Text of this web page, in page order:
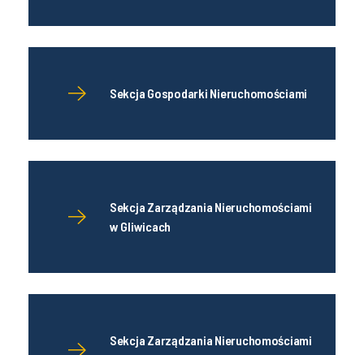
Sekcja Gospodarki Nieruchomościami
Sekcja Zarządzania Nieruchomościami
w Gliwicach
Sekcja Zarządzania Nieruchomościami